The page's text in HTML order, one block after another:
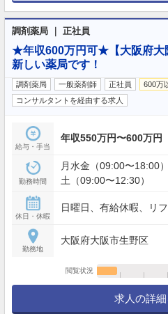
調剤薬局 ｜ 正社員
★年収600万円可★【大阪府大
新しい薬局です！
調剤薬局 一般薬剤師 正社員 600万
コンサルタントを経由する求人
給与・手当
年収550万円〜600万円
勤務時間
月水金（09:00〜18:00
土（09:00〜12:30）
休日・休暇
日曜日、有給休暇、リ
勤務地
大阪府大阪市生野区
閲覧状況
求人の詳